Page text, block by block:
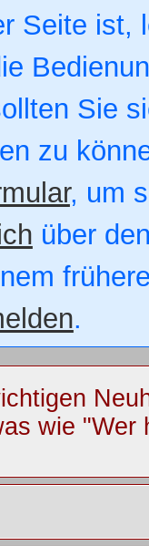
Seite
Sie
zu
, um
über
.
wie "Wer